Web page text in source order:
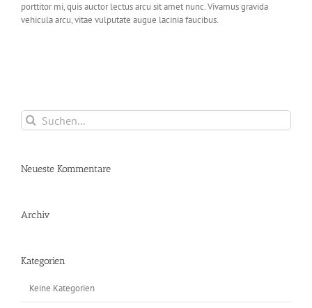
porttitor mi, quis auctor lectus arcu sit amet nunc. Vivamus gravida
vehicula arcu, vitae vulputate augue lacinia faucibus.
Suche
nach:
Neueste Kommentare
Archiv
Kategorien
Keine Kategorien